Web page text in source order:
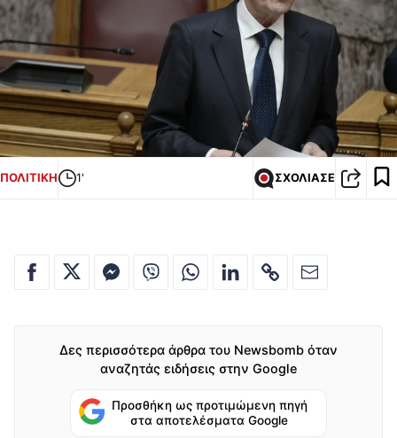
ΠΟΛΙΤΙΚΗ 1' ΣΧΟΛΙΑΣΕ
Δες περισσότερα άρθρα του Newsbomb όταν
αναζητάς ειδήσεις στην Google
Προσθήκη ως προτιμώμενη πηγή
στα αποτελέσματα Google